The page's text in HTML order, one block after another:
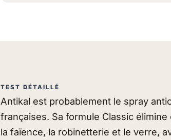
TEST DÉTAILLÉ
Antikal est probablement le spray
françaises. Sa formule Classic
la faïence, la robinetterie et le verre,